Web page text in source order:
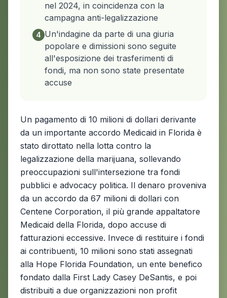
nel 2024, in coincidenza con la
campagna anti-legalizzazione
4 Un'indagine da parte di una giuria
popolare e dimissioni sono seguite
all'esposizione dei trasferimenti di
fondi, ma non sono state presentate
accuse
Un pagamento di 10 milioni di dollari derivante
da un importante accordo Medicaid in Florida è
stato dirottato nella lotta contro la
legalizzazione della marijuana, sollevando
preoccupazioni sull'intersezione tra fondi
pubblici e advocacy politica. Il denaro proveniva
da un accordo da 67 milioni di dollari con
Centene Corporation, il più grande appaltatore
Medicaid della Florida, dopo accuse di
fatturazioni eccessive. Invece di restituire i fondi
ai contribuenti, 10 milioni sono stati assegnati
alla Hope Florida Foundation, un ente benefico
fondato dalla First Lady Casey DeSantis, e poi
distribuiti a due organizzazioni non profit